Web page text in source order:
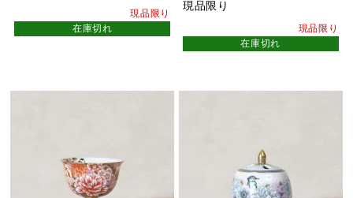
現品限り
在庫切れ
現品限り
現品限り
在庫切れ